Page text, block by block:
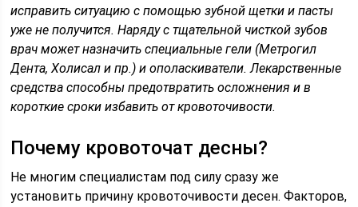
исправить ситуацию с помощью зубной щетки и пасты
уже не получится. Наряду с тщательной чисткой зубов
врач может назначить специальные гели (Метрогил
Дента, Холисал и пр.) и ополаскиватели. Лекарственные
средства способны предотвратить осложнения и в
короткие сроки избавить от кровоточивости.
Почему кровоточат десны?
Не многим специалистам под силу сразу же
установить причину кровоточивости десен. Факторов,